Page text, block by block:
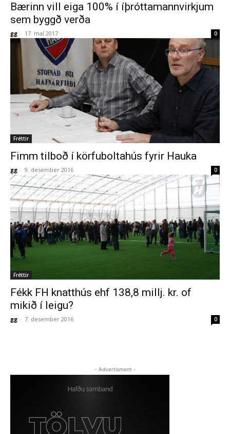
Bærinn vill eiga 100% í íþróttamannvirkjum
sem byggð verða
gg - 17. maí 2017 0
Fréttir
Fimm tilboð í körfuboltahús fyrir Hauka
gg - 9. desember 2016 0
Fréttir
Fékk FH knatthús ehf 138,8 millj. kr. of
mikið í leigu?
gg - 7. desember 2016 0
- Advertisment -